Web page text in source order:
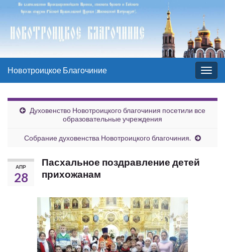
Вкл/
выкл
Новотроицкое Благочиние
Духовенство Новотроицкого благочиния посетили все
образовательные учреждения
Собрание духовенства Новотроицкого благочиния.
АПР
28
Пасхальное поздравление детей
прихожанам